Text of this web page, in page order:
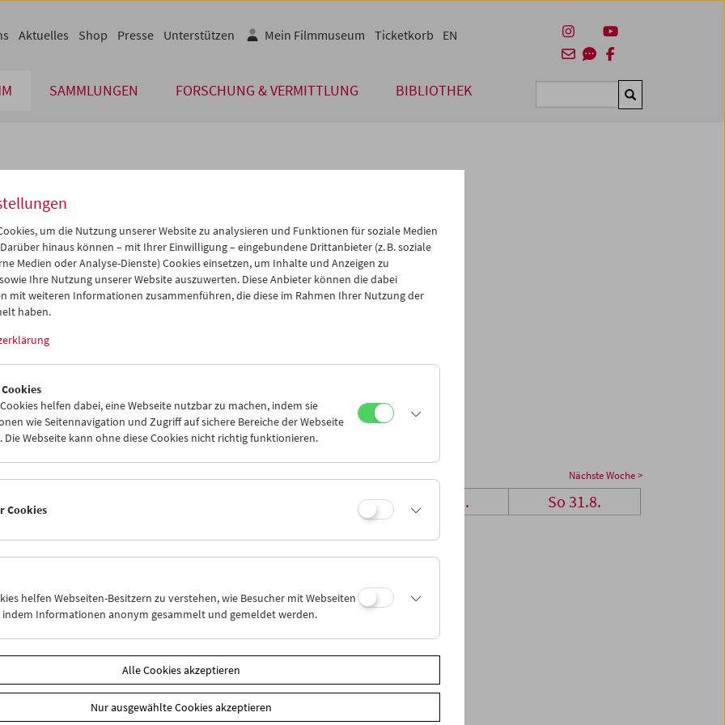
SAMMLUNGEN FORSCHUNG & VERMITTLUNG BIBLIOTHEK Suchen
Aktuelles Shop Presse Unterstützen Mein Filmmuseum Ticketkorb EN
Aug 2014 >>
Mi Do Fr Sa So
30 31 01 02
03
06 07 08 09
10
13 14
20 21
03
iCalender
Programmheft-PDF
English language or subtitles
Nächste Woche >
Mi 27.8. Sa 30.8. So 31.8.
um die Nutzung unserer Website zu analysieren und Funktionen für soziale Medien
hinaus können – mit Ihrer Einwilligung – eingebundene Drittanbieter (z. B. soziale
Medien oder Analyse-Dienste) Cookies einsetzen, um Inhalte und Anzeigen zu
Ihre Nutzung unserer Website auszuwerten. Diese Anbieter können die dabei
mit weiteren Informationen zusammenführen, die diese im Rahmen Ihrer Nutzung der
haben.
helfen dabei, eine Webseite nutzbar zu machen, indem sie
wie Seitennavigation und Zugriff auf sichere Bereiche der Webseite
Die Webseite kann ohne diese Cookies nicht richtig funktionieren.
Cookies
helfen Webseiten-Besitzern zu verstehen, wie Besucher mit Webseiten
indem Informationen anonym gesammelt und gemeldet werden.
Alle Cookies akzeptieren
Nur ausgewählte Cookies akzeptieren